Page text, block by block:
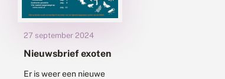
27 september 2024
Nieuwsbrief exoten
Er is weer een nieuwe